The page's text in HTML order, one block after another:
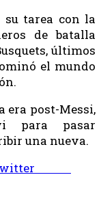
tarea con la
de batalla
últimos
el mundo
era post-Messi,
para pasar
una nueva.